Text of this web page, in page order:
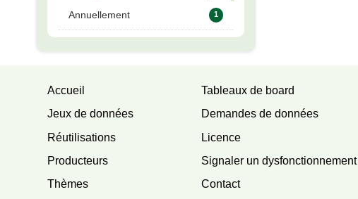
Annuellement 1
Accueil
Jeux de données
Réutilisations
Producteurs
Thèmes
Tableaux de board
Demandes de données
Licence
Signaler un dysfonctionnement
Contact